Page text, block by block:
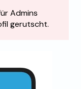
Admins
gerutscht.